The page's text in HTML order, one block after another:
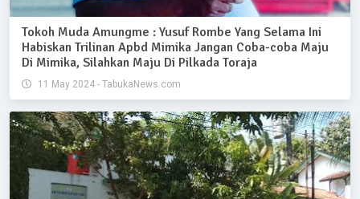
Tokoh Muda Amungme : Yusuf Rombe Yang Selama Ini
Habiskan Trilinan Apbd Mimika Jangan Coba-coba Maju
Di Mimika, Silahkan Maju Di Pilkada Toraja
11 May 2024 - TabukaNews.com